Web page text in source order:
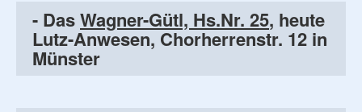
- DasWagner-Gütl, Hs.Nr. 25, heute
Lutz-Anwesen, Chorherrenstr. 12 in
Münster